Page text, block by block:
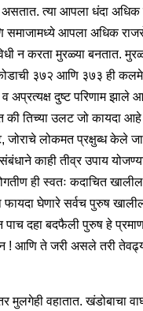
त्या आपला धंदा अधिक
समाजामध्ये आपला अधिक
न करता मुरळ्या बनतात.
३७२ आणि ३७३ ही
व अप्रत्यक्ष दुष्ट परिणाम झाले
की तिच्या उलट जो कायदा
जोराचे लोकमत प्रक्षुब्ध केले
काही तीव्र उपाय
ही स्वतः कदाचित
फायदा घेणारे सर्वच पुरुष
पाच दहा बदफैली पुरुष हे
आणि ते जरी असले तरी
मुलगेही वहातात. खंडोबाचा